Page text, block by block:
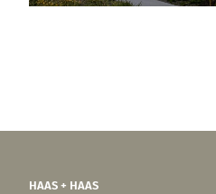
HAAS + HAAS